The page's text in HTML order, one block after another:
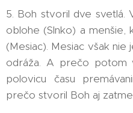
5. Boh stvoril dve svetlá.
oblohe (Slnko) a
(Mesiac). Mesiac však
odráža. A prečo potom
polovicu času
prečo stvoril Boh aj